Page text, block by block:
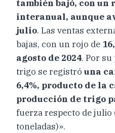
también bajó, con un
interanual, aunque
julio. Las ventas
bajas, con un rojo de
agosto de 2024. Por
trigo se registró una
6,4%, producto de la
producción de trigo
fuerza respecto de julio
toneladas)».